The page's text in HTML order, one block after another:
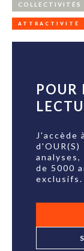
COLLECTIVITÉS
ATTRACTIVITÉ
POUR
J'accède
de 5000
exclusifs.